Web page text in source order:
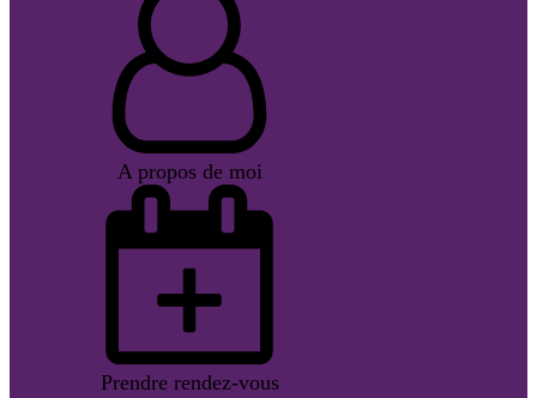
A propos de moi
Prendre rendez-vous